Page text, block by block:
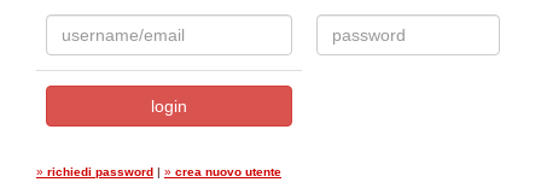
» richiedi password | » crea nuovo utente